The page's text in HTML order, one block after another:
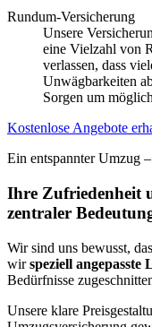
Rundum-Versicherung
Unsere
eine Vielzahl von
verlassen, dass
Unwägbarkeiten
Sorgen um
Kostenlose Angebote
Ein entspannter Umzug
Ihre Zufriedenheit
zentraler
Wir sind uns bewusst,
wirspeziell angepasste
Bedürfnisse
Unsere klare